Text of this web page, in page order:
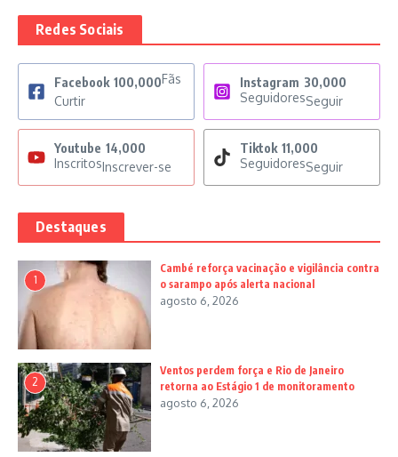
Redes Sociais
Facebook 100,000Fãs
Curtir
Instagram 30,000
SeguidoresSeguir
Youtube 14,000
InscritosInscrever-se
Tiktok 11,000
SeguidoresSeguir
Destaques
1
Cambé reforça vacinação e vigilância contra
o sarampo após alerta nacional
agosto 6, 2026
2
Ventos perdem força e Rio de Janeiro
retorna ao Estágio 1 de monitoramento
agosto 6, 2026